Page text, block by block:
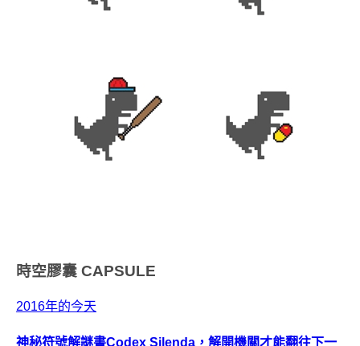
時空膠囊 CAPSULE
2016年的今天
神秘符號解謎書Codex Silenda，解開機關才能翻往下一